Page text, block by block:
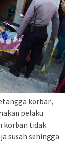
korban,
pelaku
korban tidak
susah sehingga